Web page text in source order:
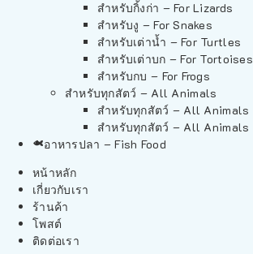
สำหรับกิ้งก่า – For Lizards
สำหรับงู – For Snakes
สำหรับเต่าน้ำ – For Turtles
สำหรับเต่าบก – For Tortoises
สำหรับกบ – For Frogs
สำหรับทุกสัตว์ – All Animals
สำหรับทุกสัตว์ – All Animals
สำหรับทุกสัตว์ – All Animals
อาหารปลา – Fish Food
หน้าหลัก
เกี่ยวกับเรา
ร้านค้า
โพสต์
ติดต่อเรา